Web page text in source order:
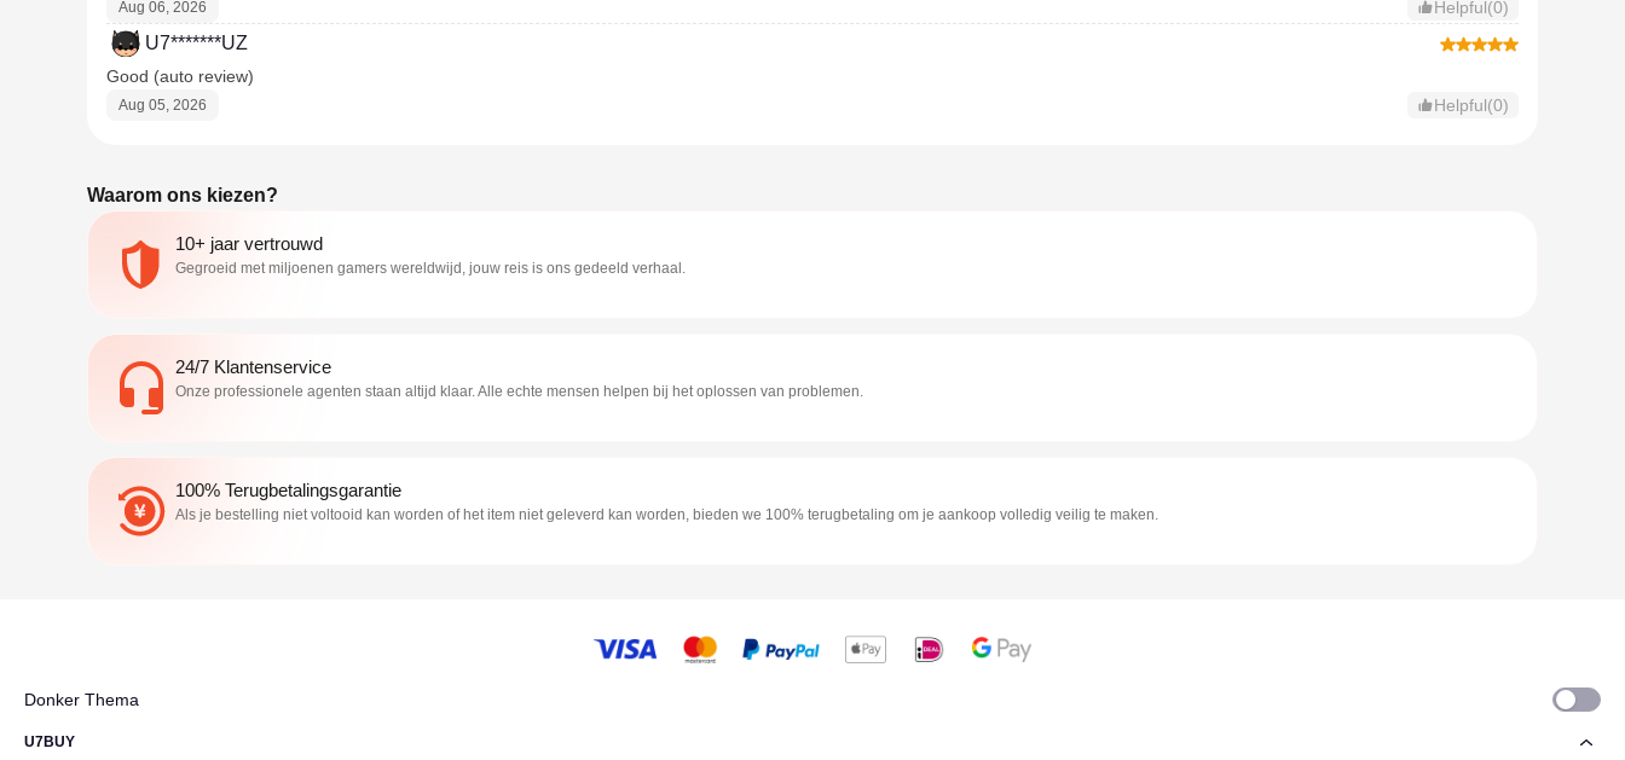
Aug 06, 2026 Helpful(0)
U7*******UZ
Good (auto review)
Aug 05, 2026 Helpful(0)
Waarom ons kiezen?
10+ jaar vertrouwd
Gegroeid met miljoenen gamers wereldwijd, jouw reis is ons gedeeld verhaal.
24/7 Klantenservice
Onze professionele agenten staan altijd klaar. Alle echte mensen helpen bij het oplossen van problemen.
100% Terugbetalingsgarantie
Als je bestelling niet voltooid kan worden of het item niet geleverd kan worden, bieden we 100% terugbetaling om je aankoop volledig veilig te maken.
Donker Thema
U7BUY